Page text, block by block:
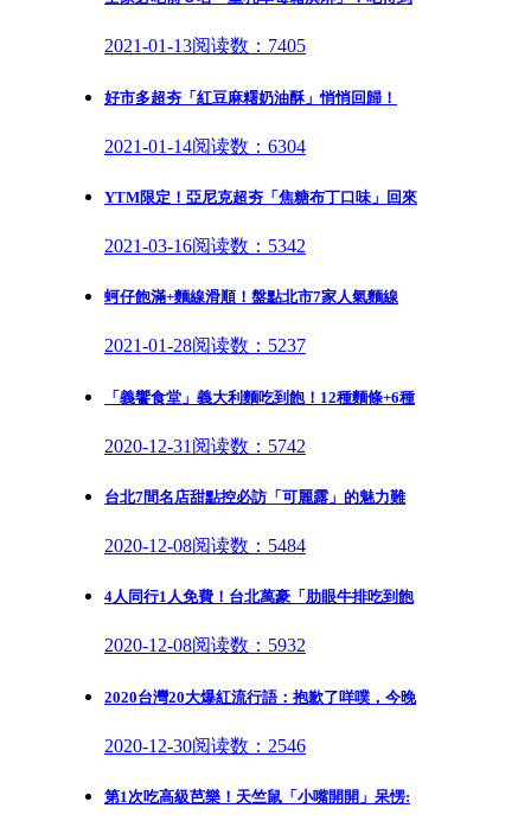
2021-01-13阅读数：7405
好市多超夯「紅豆麻糬奶油酥」悄悄回歸！
2021-01-14阅读数：6304
YTM限定！亞尼克超夯「焦糖布丁口味」回來
2021-03-16阅读数：5342
蚵仔飽滿+麵線滑順！盤點北市7家人氣麵線
2021-01-28阅读数：5237
「義饗食堂」義大利麵吃到飽！12種麵條+6種
2020-12-31 阅读数：5742
台北7間名店甜點控必訪「可麗露」的魅力難
2020-12-08阅读数：5484
4人同行1人免費！台北萬豪「肋眼牛排吃到飽
2020-12-08阅读数：5932
2020台灣20大爆紅流行語：抱歉了咩噗，今晚
2020-12-30阅读数：2546
第1次吃高級芭樂！天竺鼠「小嘴開開」呆愣: